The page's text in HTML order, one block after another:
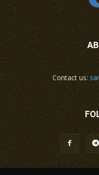
Contact us: